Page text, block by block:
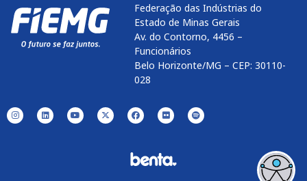
Federação das Indústrias do
Estado de Minas Gerais
Av. do Contorno, 4456 –
Funcionários
Belo Horizonte/MG – CEP: 30110-
028